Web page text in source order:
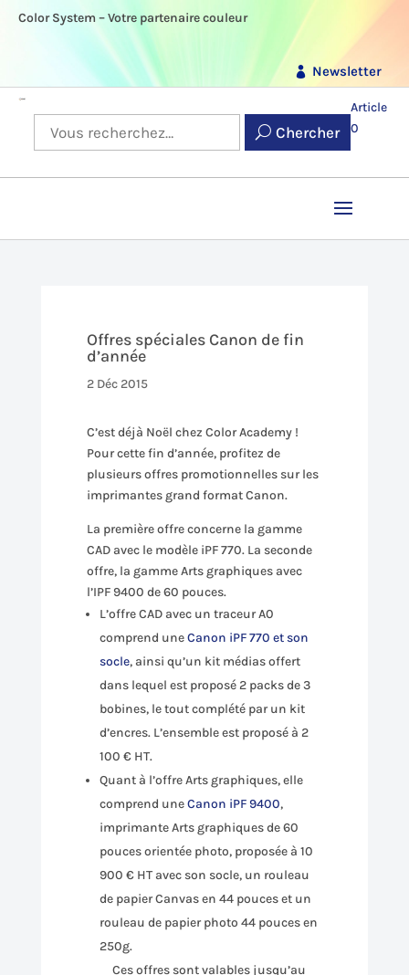
Color System – Votre partenaire couleur
Newsletter
Chercher
Article
0
Offres spéciales Canon de fin
d’année
2 Déc 2015
C’est déjà Noël chez Color Academy !
Pour cette fin d’année, profitez de
plusieurs offres promotionnelles sur les
imprimantes grand format Canon.
La première offre concerne la gamme
CAD avec le modèle iPF 770. La seconde
offre, la gamme Arts graphiques avec
l’IPF 9400 de 60 pouces.
L’offre CAD avec un traceur A0
comprend uneCanon iPF 770 et son
socle, ainsi qu’un kit médias offert
dans lequel est proposé 2 packs de 3
bobines, le tout complété par un kit
d’encres. L’ensemble est proposé à 2
100 € HT.
Quant à l’offre Arts graphiques, elle
comprend uneCanon iPF 9400,
imprimante Arts graphiques de 60
pouces orientée photo, proposée à 10
900 € HT avec son socle, un rouleau
de papier Canvas en 44 pouces et un
rouleau de papier photo 44 pouces en
250g.
Ces offres sont valables jusqu’au